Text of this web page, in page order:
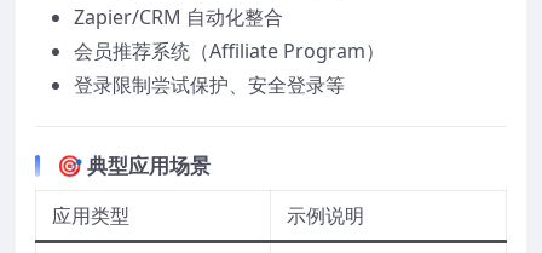
Zapier/CRM 自动化整合
会员推荐系统（Affiliate Program）
登录限制尝试保护、安全登录等
🎯 典型应用场景
应用类型 示例说明